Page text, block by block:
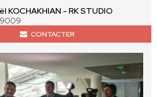
KOCHAKHIAN - RK STUDIO
CONTACTER